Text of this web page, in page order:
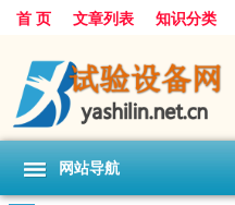
首 页 文章列表 知识分类
网站导航